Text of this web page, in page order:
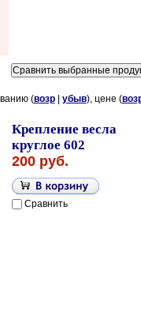
(возр| убыв), цене (
Крепление весла
круглое 602
200 руб.
Сравнить